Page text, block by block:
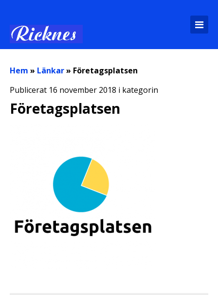
Hem » Länkar» Företagsplatsen
Publicerat 16 november 2018 i kategorin
Företagsplatsen